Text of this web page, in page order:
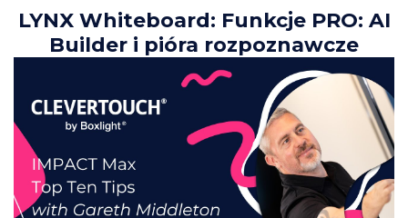
LYNX Whiteboard: Funkcje PRO: AI
Builder i pióra rozpoznawcze